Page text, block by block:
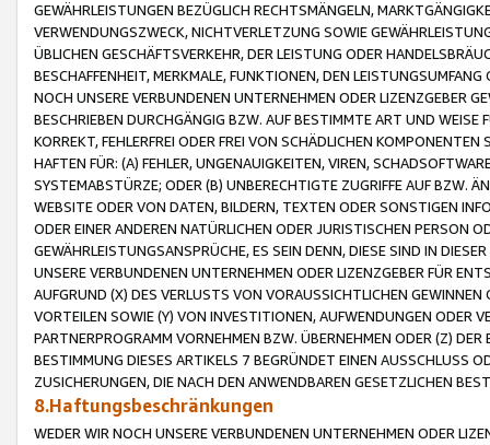
GEWÄHRLEISTUNGEN BEZÜGLICH RECHTSMÄNGELN,
VERWENDUNGSZWECK, NICHTVERLETZUNG SOWIE
ÜBLICHEN GESCHÄFTSVERKEHR, DER LEISTUNG ODER
BESCHAFFENHEIT, MERKMALE, FUNKTIONEN, DEN
NOCH UNSERE VERBUNDENEN UNTERNEHMEN ODER LIZENZGEBER
BESCHRIEBEN DURCHGÄNGIG BZW. AUF BESTIMMTE ART UND
KORREKT, FEHLERFREI ODER FREI VON SCHÄDLICHEN
HAFTEN FÜR: (A) FEHLER, UNGENAUIGKEITEN, VIREN,
SYSTEMABSTÜRZE; ODER (B) UNBERECHTIGTE ZUGRIFFE AUF BZW.
WEBSITE ODER VON DATEN, BILDERN, TEXTEN ODER SONSTIGEN
ODER EINER ANDEREN NATÜRLICHEN ODER JURISTISCHEN PERSON
GEWÄHRLEISTUNGSANSPRÜCHE, ES SEIN DENN, DIESE SIND IN
UNSERE VERBUNDENEN UNTERNEHMEN ODER LIZENZGEBER FÜR
AUFGRUND (X) DES VERLUSTS VON VORAUSSICHTLICHEN
VORTEILEN SOWIE (Y) VON INVESTITIONEN, AUFWENDUNGEN ODER
PARTNERPROGRAMM VORNEHMEN BZW. ÜBERNEHMEN ODER (Z)
BESTIMMUNG DIESES ARTIKELS 7 BEGRÜNDET EINEN AUSSCHLUSS
ZUSICHERUNGEN, DIE NACH DEN ANWENDBAREN GESETZLICHEN
8.Haftungsbeschränkungen
WEDER WIR NOCH UNSERE VERBUNDENEN UNTERNEHMEN ODER